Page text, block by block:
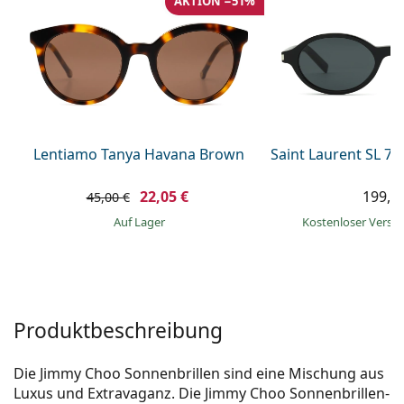
Prada
Alle Marken
Lentiamo Tanya Havana Brown
45,00 € 22,05 €
auf Lager
Saint Laurent SL
Kostenloser
Produktbeschreibung
Die Jimmy Choo Sonnenbrillen sind eine Mischung aus
Luxus und Extravaganz. Die Jimmy Choo Sonnenbrillen-